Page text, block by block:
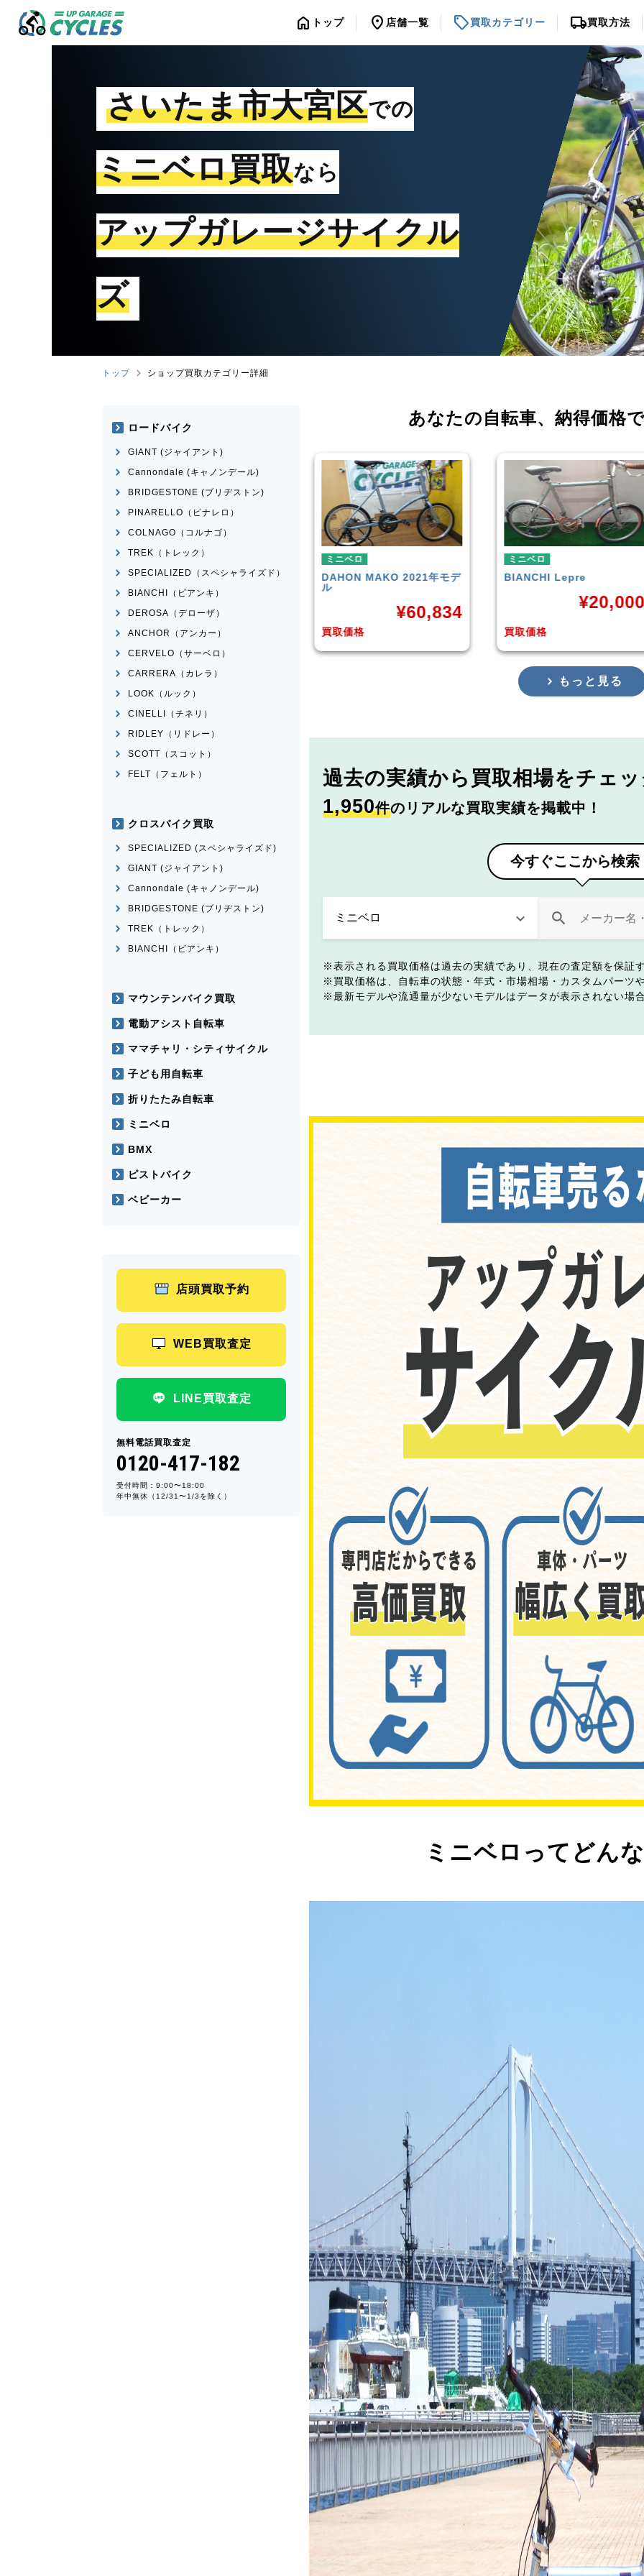
home トップ location_on 店舗一覧 sell買取カテゴリー local_shipping買取方法
さいたま市大宮区での
ミニベロ買取なら
アップガレージサイクル
ズ
トップ ショップ買取カテゴリー詳細
あなたの自転車、 納得価格
ミニベロ
DAHONMAKO 2021年モデ
ル
買取価格
¥
ミニベロ
BIANCHILepre
買取価格
¥20,000
ミニベロ
ternSURGE 2021年モデル
買取価格
¥
もっと見る
過去の実績から 買取相場をチェ
1,950件のリアルな買取実績を掲載中！
今すぐここから検索
表示される買取価格は過去の実績であり、現在の査定額を保証
買取価格は、自転車の状態・年式・市場相場・カスタムパーツ
最新モデルや流通量が少ないモデルはデータが表示されない場
ミニベロってどん
ロードバイク
GIANT (ジャイアント)
Cannondale (キャノンデール)
BRIDGESTONE (ブリヂストン)
PINARELLO（ピナレロ）
COLNAGO（コルナゴ）
TREK（トレック）
SPECIALIZED（スペシャライズド）
BIANCHI（ビアンキ）
DEROSA（デローザ）
ANCHOR（アンカー）
CERVELO（サーベロ）
CARRERA（カレラ）
LOOK（ルック）
CINELLI（チネリ）
RIDLEY（リドレー）
SCOTT（スコット）
FELT（フェルト）
クロスバイク買取
SPECIALIZED (スペシャライズド)
GIANT (ジャイアント)
Cannondale (キャノンデール)
BRIDGESTONE (ブリヂストン)
TREK（トレック）
BIANCHI（ビアンキ）
マウンテンバイク買取
電動アシスト自転車
ママチャリ・シティサイクル
子ども用自転車
折りたたみ自転車
ミニベロ
BMX
ピストバイク
ベビーカー
店頭買取予約
WEB買取査定
LINE買取査定
無料電話買取査定
0120-417-182
受付時間：9:00〜18:00
年中無休（12/31〜1/3を除く）